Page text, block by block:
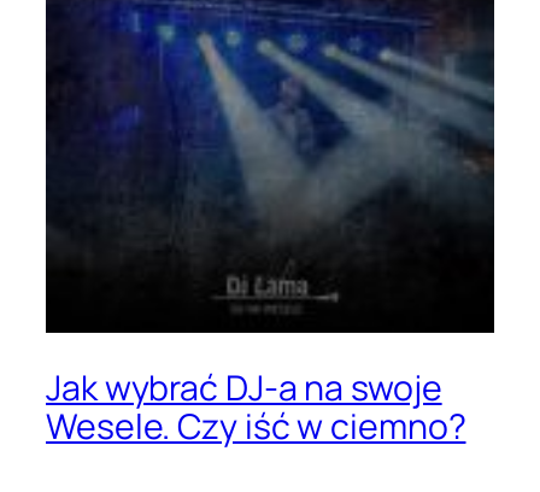
Jak wybrać DJ-a na swoje
Wesele. Czy iść w ciemno?